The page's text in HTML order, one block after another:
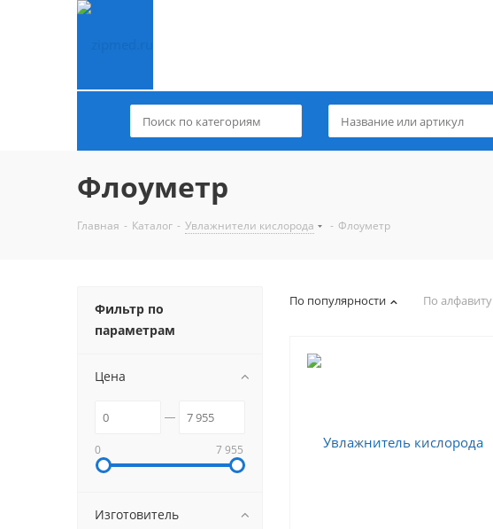
Флоуметр
Главная - Каталог - Увлажнители кислорода - Флоуметр
По популярности По алфавиту
Фильтр по
параметрам
Цена
0 7 955
Изготовитель